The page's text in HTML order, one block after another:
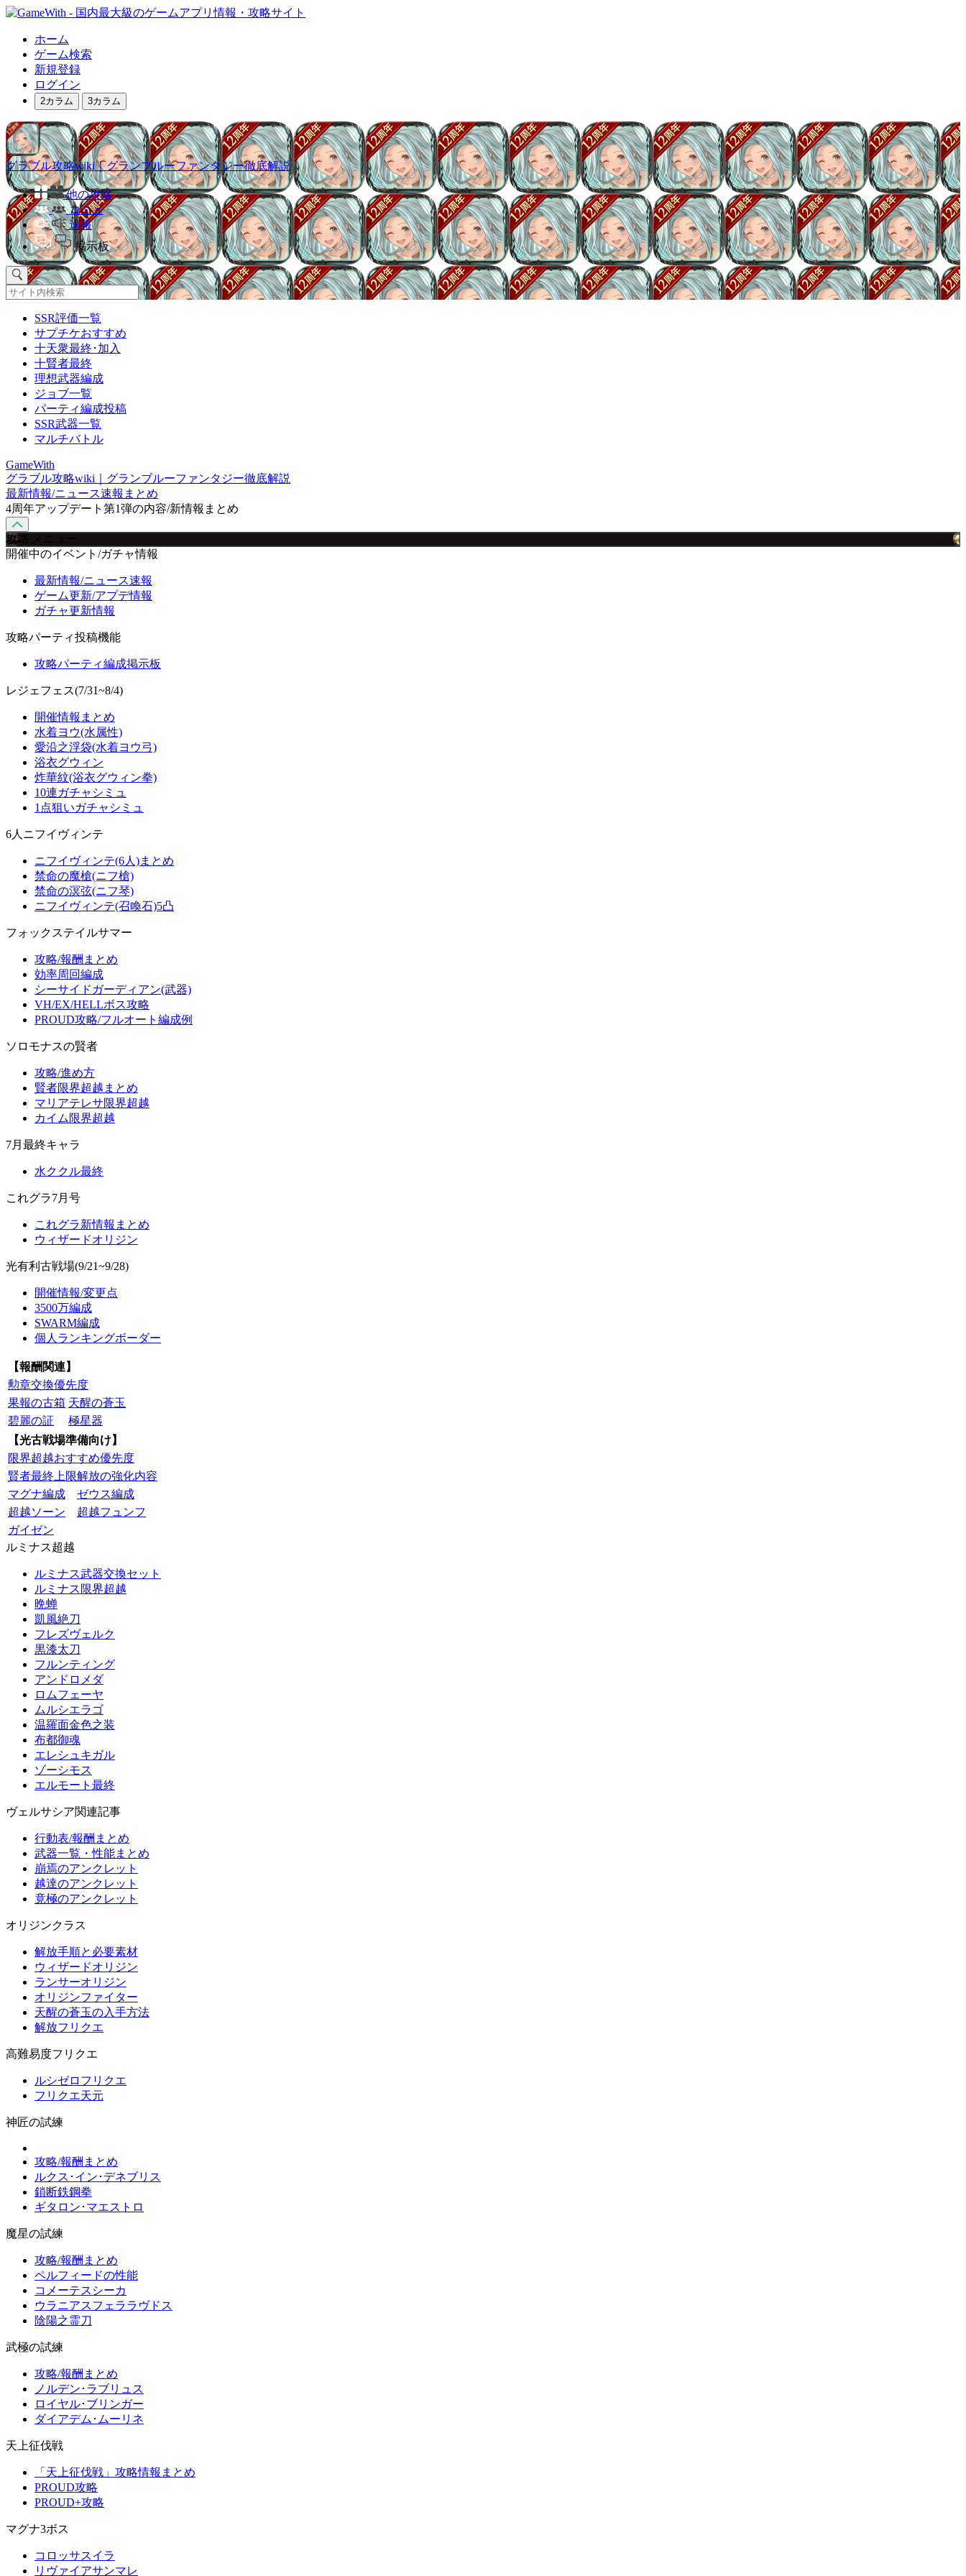
ホーム
ゲーム検索
新規登録
ログイン
2カラム 3カラム
グラブル攻略wiki｜グランブルーファンタジー徹底解説
他の攻略
コミュ
速報
掲示板
SSR評価一覧
サプチケおすすめ
十天衆最終･加入
十賢者最終
理想武器編成
ジョブ一覧
パーティ編成投稿
SSR武器一覧
マルチバトル
GameWith
グラブル攻略wiki｜グランブルーファンタジー徹底解説
最新情報/ニュース速報まとめ
4周年アップデート第1弾の内容/新情報まとめ
攻略 メニュー
開催中のイベント/ガチャ情報
最新情報/ニュース速報
ゲーム更新/アプデ情報
ガチャ更新情報
攻略パーティ投稿機能
攻略パーティ編成掲示板
レジェフェス(7/31~8/4)
開催情報まとめ
水着ヨウ(水属性)
愛沿之浮袋(水着ヨウ弓)
浴衣グウィン
炸華紋(浴衣グウィン拳)
10連ガチャシミュ
1点狙いガチャシミュ
6人ニフイヴィンテ
ニフイヴィンテ(6人)まとめ
禁命の魔槍(ニフ槍)
禁命の溟弦(ニフ琴)
ニフイヴィンテ(召喚石)5凸
フォックステイルサマー
攻略/報酬まとめ
効率周回編成
シーサイドガーディアン(武器)
VH/EX/HELLボス攻略
PROUD攻略/フルオート編成例
ソロモナスの賢者
攻略/進め方
賢者限界超越まとめ
マリアテレサ限界超越
カイム限界超越
7月最終キャラ
水ククル最終
これグラ7月号
これグラ新情報まとめ
ウィザードオリジン
光有利古戦場(9/21~9/28)
開催情報/変更点
3500万編成
SWARM編成
個人ランキングボーダー
【報酬関連】
勲章交換優先度
果報の古箱 天醒の蒼玉
碧麗の証
極星器
【光古戦場準備向け】
限界超越おすすめ優先度
賢者最終上限解放の強化内容
マグナ編成
ゼウス編成
超越ソーン
超越フュンフ
ガイゼン
ルミナス超越
ルミナス武器交換セット
ルミナス限界超越
晩蝉
凱風絶刀
フレズヴェルク
黒漆太刀
フルンティング
アンドロメダ
ロムフェーヤ
ムルシエラゴ
温羅面金色之装
布都御魂
エレシュキガル
ゾーシモス
エルモート最終
ヴェルサシア関連記事
行動表/報酬まとめ
武器一覧・性能まとめ
崩焉のアンクレット
越達のアンクレット
竟極のアンクレット
オリジンクラス
解放手順と必要素材
ウィザードオリジン
ランサーオリジン
オリジンファイター
天醒の蒼玉の入手方法
解放フリクエ
高難易度フリクエ
ルシゼロフリクエ
フリクエ天元
神匠の試練
攻略/報酬まとめ
ルクス･イン･デネブリス
鎖断鉄鋼拳
ギタロン･マエストロ
魔星の試練
攻略/報酬まとめ
ペルフィードの性能
コメーテスシーカ
ウラニアスフェララヴドス
陰陽之霊刀
武極の試練
攻略/報酬まとめ
ノルデン･ラブリュス
ロイヤル･ブリンガー
ダイアデム･ムーリネ
天上征伐戦
「天上征伐戦」攻略情報まとめ
PROUD攻略
PROUD+攻略
マグナ3ボス
コロッサスイラ
リヴァイアサンマレ